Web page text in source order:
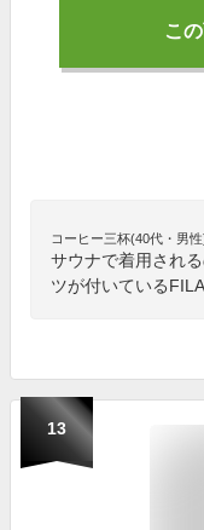
こ
コーヒー三杯(40代・男性
サウナで着用され
ツが付いている
13